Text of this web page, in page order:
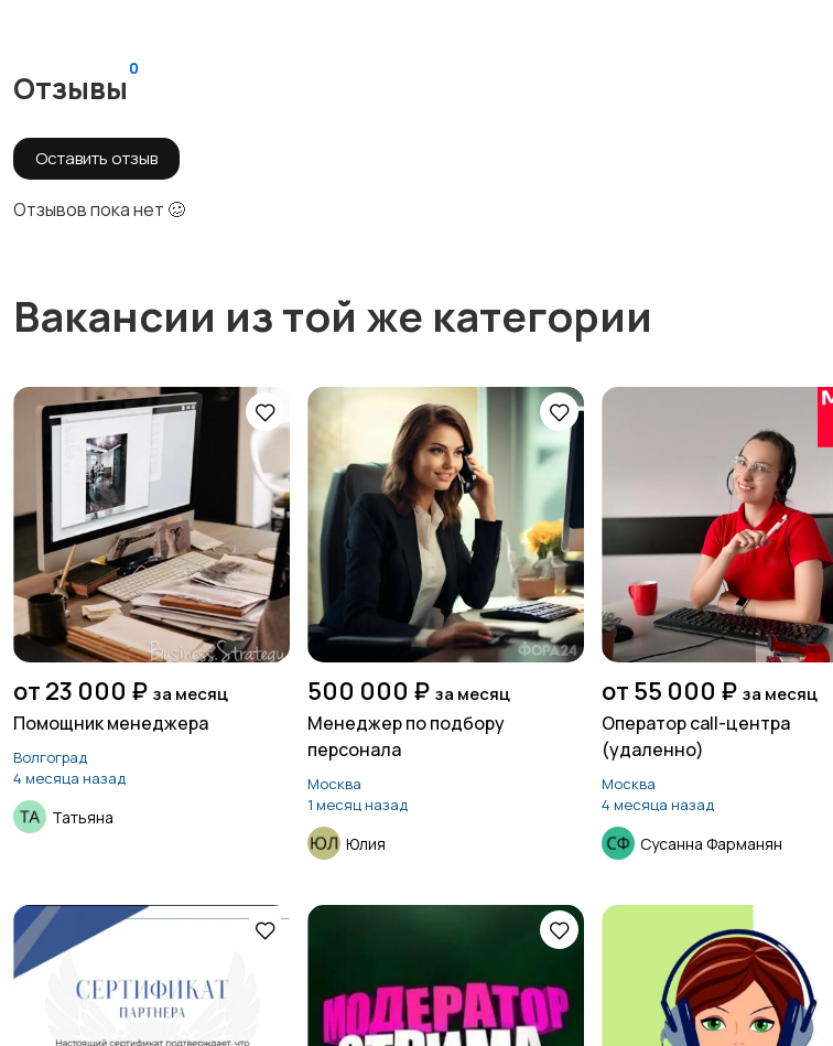
Отзывы
0
Оставить отзыв
Отзывов пока нет 🥴
Вакансии из той же категории
от 23 000 ₽ за месяц
Помощник менеджера
Волгоград
4 месяца назад
Татьяна
500 000 ₽ за месяц
Менеджер по подбору
персонала
Москва
1 месяц назад
Юлия
от 55 000 ₽ за месяц
Оператор call-центра
(удаленно)
Москва
4 месяца назад
Сусанна Фарманян